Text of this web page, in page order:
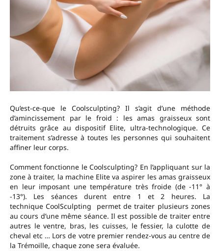
Qu’est-ce-que le Coolsculpting? Il s’agit d’une méthode
d’amincissement par le froid : les amas graisseux sont
détruits grâce au dispositif Elite, ultra-technologique. Ce
traitement s’adresse à toutes les personnes qui souhaitent
affiner leur corps.
Comment fonctionne le Coolsculpting? En l’appliquant sur la
zone à traiter, la machine Elite va aspirer les amas graisseux
en leur imposant une température très froide (de -11° à
-13°). Les séances durent entre 1 et 2 heures. La
technique CoolSculpting permet de traiter plusieurs zones
au cours d’une même séance. Il est possible de traiter entre
autres le ventre, bras, les cuisses, le fessier, la culotte de
cheval etc … Lors de votre premier rendez-vous au centre de
la Trémoille, chaque zone sera évaluée.